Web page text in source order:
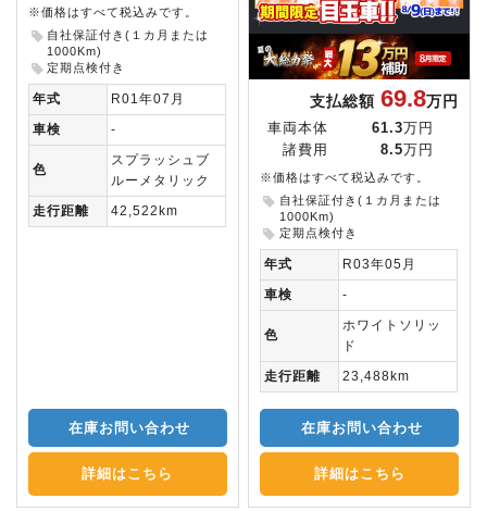
※価格はすべて税込みです。
自社保証付き(１カ月または
1000Km)
定期点検付き
年式
R01年07月
車検
-
色
スプラッシュブ
ルーメタリック
走行距離
42,522km
在庫お問い合わせ
詳細はこちら
支払総額 69.8万円
車両本体 61.3 万円
諸費用
8.5 万円
※価格はすべて税込みです。
自社保証付き(１カ月または
1000Km)
定期点検付き
年式
R03年05月
車検
-
色
ホワイトソリッ
ド
走行距離
23,488km
在庫お問い合わせ
詳細はこちら